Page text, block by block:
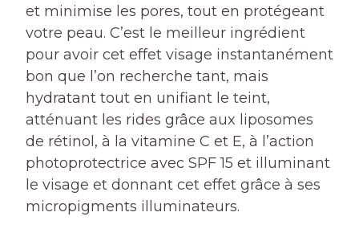
et minimise les pores, tout en protégeant
votre peau. C’est le meilleur ingrédient
pour avoir cet effet visage instantanément
bon que l’on recherche tant, mais
hydratant tout en unifiant le teint,
atténuant les rides grâce aux liposomes
de rétinol, à la vitamine C et E, à l’action
photoprotectrice avec SPF 15 et illuminant
le visage et donnant cet effet grâce à ses
micropigments illuminateurs.